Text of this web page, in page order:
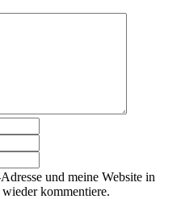
und meine Website in
kommentiere.